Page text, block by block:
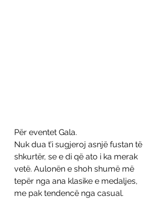
Për eventet Gala.
Nuk dua t’i sugjeroj asnjë fustan të
shkurtër, se e di që ato i ka merak
vetë. Aulonën e shoh shumë më
tepër nga ana klasike e medaljes,
me pak tendencë nga casual.